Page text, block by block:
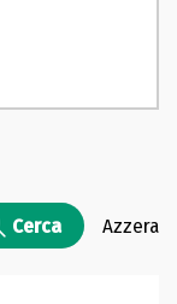
Cerca Azzera